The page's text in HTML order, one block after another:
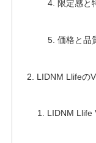
限定感と
価格と品
LIDNM Llifeの
LIDNM Llife